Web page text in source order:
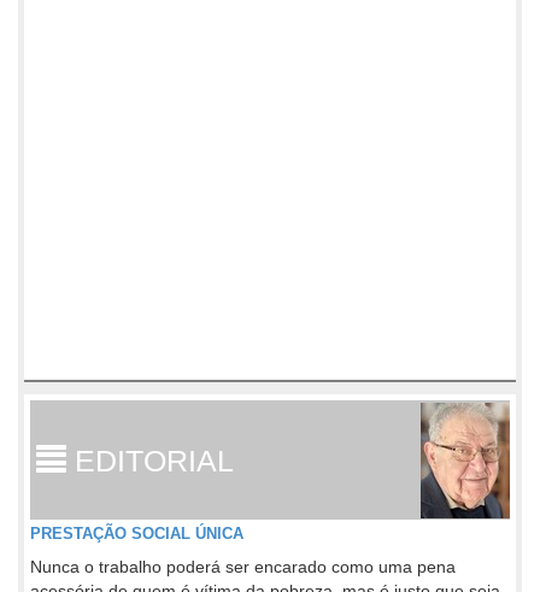
EDITORIAL
PRESTAÇÃO SOCIAL ÚNICA
Nunca o trabalho poderá ser encarado como uma pena